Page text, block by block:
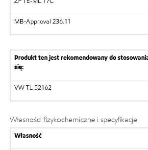
MB-Approval 236.11
Produkt ten jest rekomendowany do
się:
VW TL 52162
Własności fizykochemiczne i specyfikacje
Własność